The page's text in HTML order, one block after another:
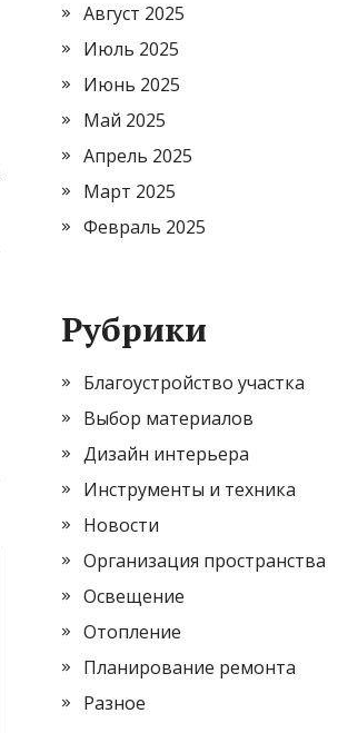
Август 2025
Июль 2025
Июнь 2025
Май 2025
Апрель 2025
Март 2025
Февраль 2025
Рубрики
Благоустройство участка
Выбор материалов
Дизайн интерьера
Инструменты и техника
Новости
Организация пространства
Освещение
Отопление
Планирование ремонта
Разное